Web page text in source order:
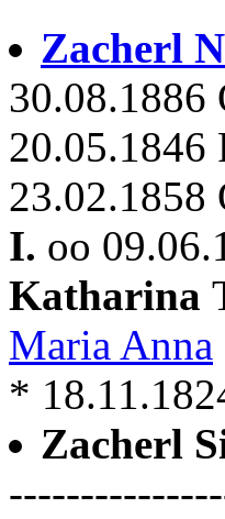
Zacherl
30.08.1886
20.05.1846
23.02.1858
I. oo
Katharina
Maria Anna
*
Zacherl